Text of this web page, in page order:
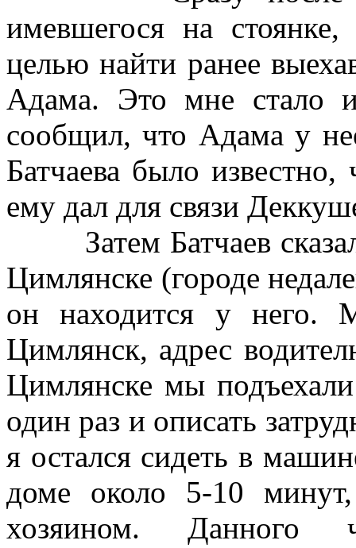
имевшегося на
целью найти ранее
Адама. Это мне стало
сообщил, что Адама у
Батчаева было
ему дал для связи
Затем Батчаев
Цимлянске (городе
он находится у него.
Цимлянск, адрес
Цимлянске мы
один раз и описать
я остался сидеть в
доме около 5-10
хозяином. Данного